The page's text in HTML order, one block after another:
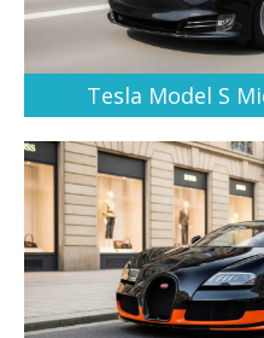
Tesla Model S